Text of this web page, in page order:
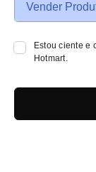
Vender
Estou ciente e
Hotmart.